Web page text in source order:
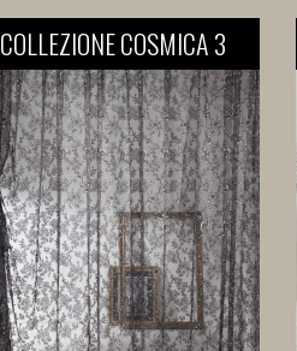
COLLEZIONE COSMICA 3